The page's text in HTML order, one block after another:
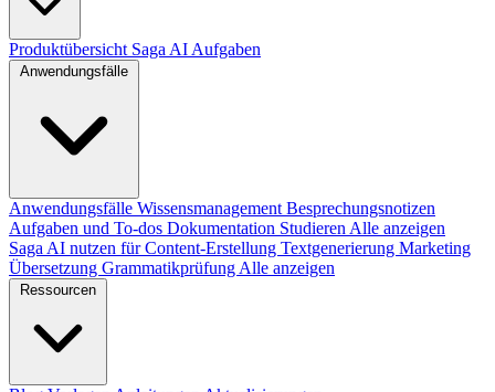
Produktübersicht Saga AI Aufgaben
Anwendungsfälle Wissensmanagement Besprechungsnotizen
Aufgaben und To-dos Dokumentation Studieren Alle anzeigen
Saga AI nutzen fürContent-Erstellung Textgenerierung Marketing
Übersetzung Grammatikprüfung Alle anzeigen